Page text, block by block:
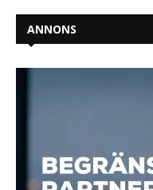
ANNONS